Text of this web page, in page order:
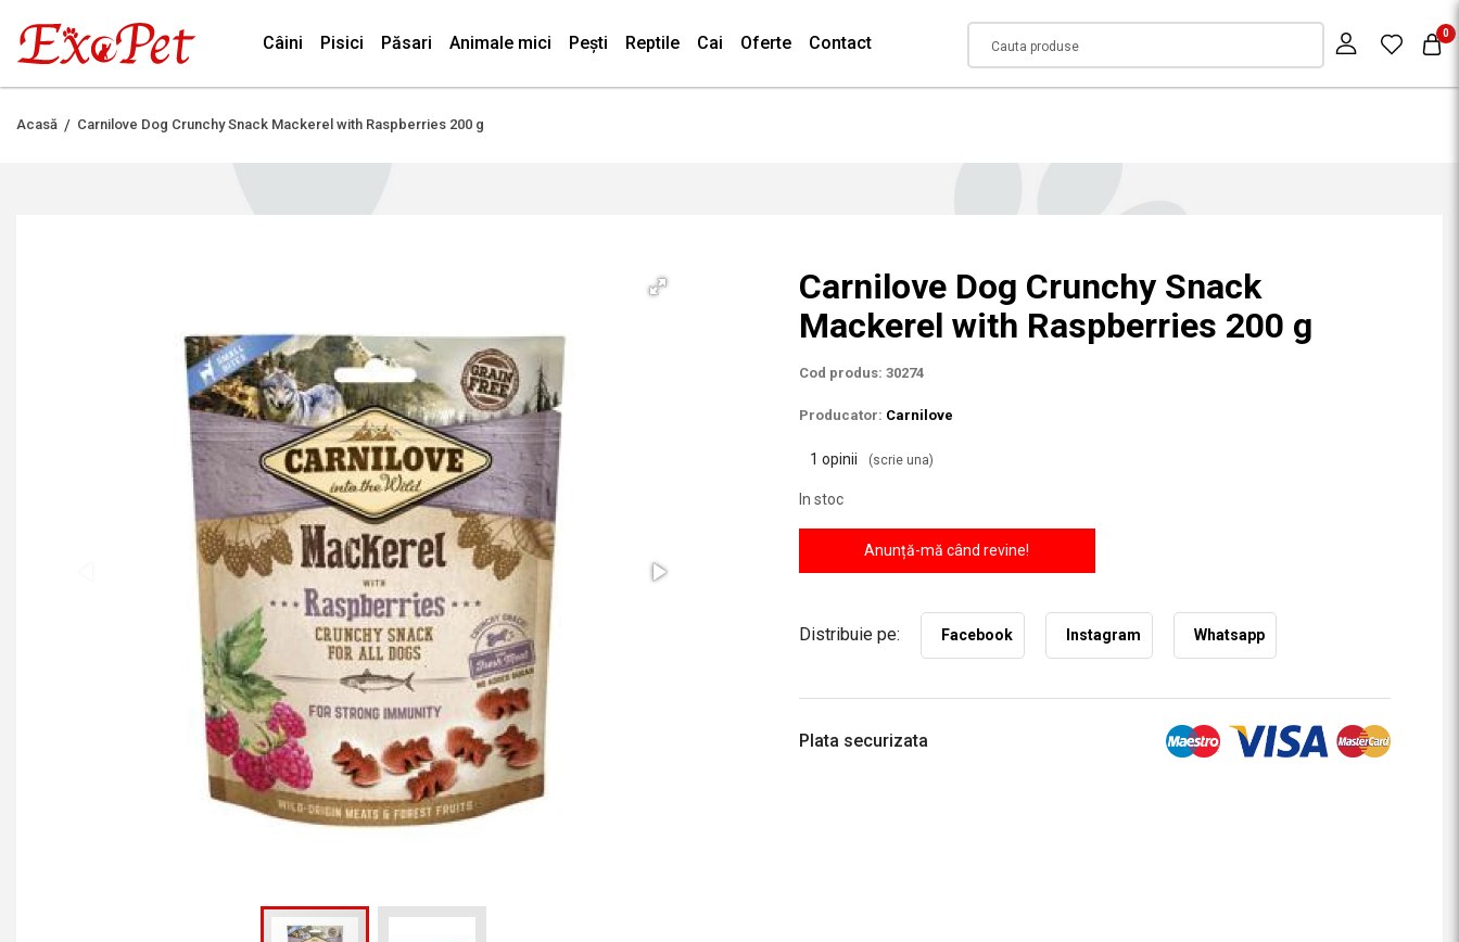
Câini Pisici Păsari Animale mici Pești Reptile Cai Oferte Contact 0
Acasă Carnilove Dog Crunchy Snack Mackerel with Raspberries 200 g
Carnilove Dog Crunchy Snack
Mackerel with Raspberries 200 g
Cod produs: 30274
Producator: Carnilove
1 opinii (scrie una)
In stoc
Anunță-mă când revine!
Distribuie pe: Facebook Instagram Whatsapp
Plata securizata